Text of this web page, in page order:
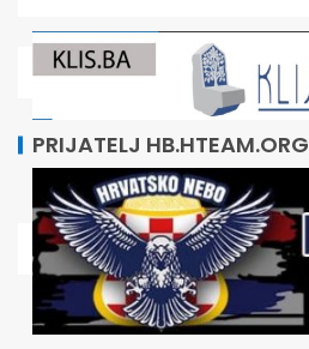
PRIJATELJ HB.HTEAM.ORG